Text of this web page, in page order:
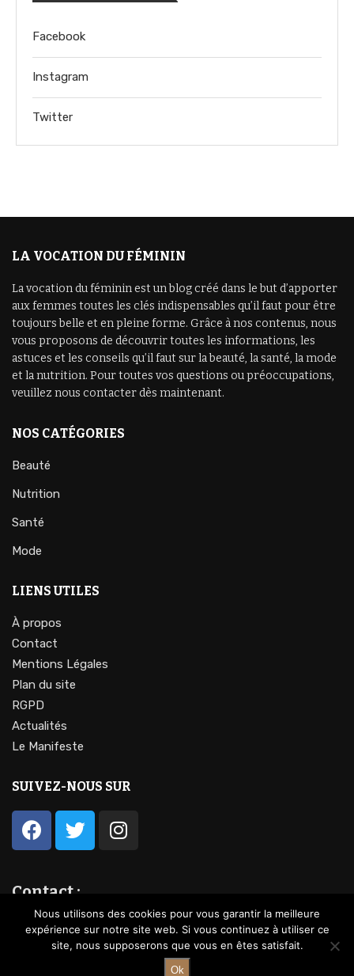
Facebook
Instagram
Twitter
LA VOCATION DU FÉMININ
La vocation du féminin est un blog créé dans le but d’apporter
aux femmes toutes les clés indispensables qu’il faut pour être
toujours belle et en pleine forme. Grâce à nos contenus, nous
vous proposons de découvrir toutes les informations, les
astuces et les conseils qu’il faut sur la beauté, la santé, la mode
et la nutrition. Pour toutes vos questions ou préoccupations,
veuillez nous contacter dès maintenant.
NOS CATÉGORIES
Beauté
Nutrition
Santé
Mode
LIENS UTILES
À propos
Contact
Mentions Légales
Plan du site
RGPD
Actualités
Le Manifeste
SUIVEZ-NOUS SUR
Contact :
contact@lavocationdufeminin.fr
Nous utilisons des cookies pour vous garantir la meilleure
expérience sur notre site web. Si vous continuez à utiliser ce
site, nous supposerons que vous en êtes satisfait.
Ok